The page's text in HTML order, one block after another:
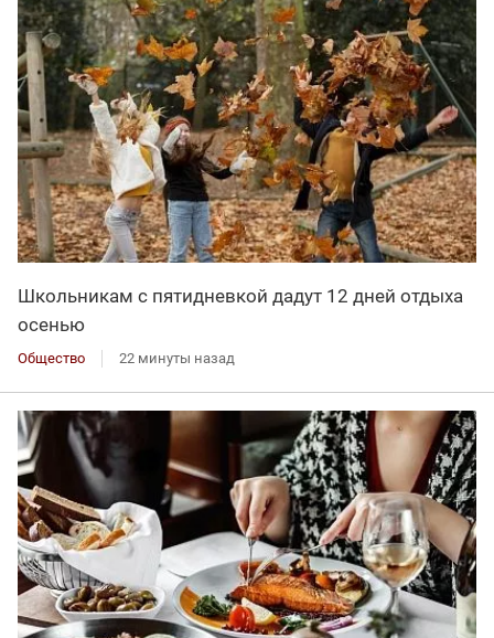
Школьникам с пятидневкой дадут 12 дней отдыха
осенью
Общество 22 минуты назад